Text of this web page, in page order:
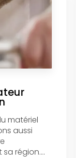
matériel
aussi
région....